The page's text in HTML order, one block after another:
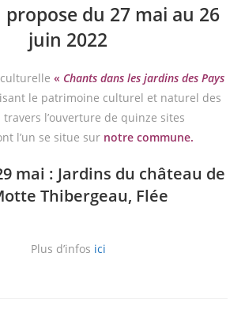
propose du 27 mai au 26
juin 2022
culturelle« Chants dans les jardins des Pays
le patrimoine culturel et naturel des
l’ouverture de quinze sites
l’un se situe sur notre commune.
mai : Jardins du château de
Thibergeau, Flée
Plus d’infos ici